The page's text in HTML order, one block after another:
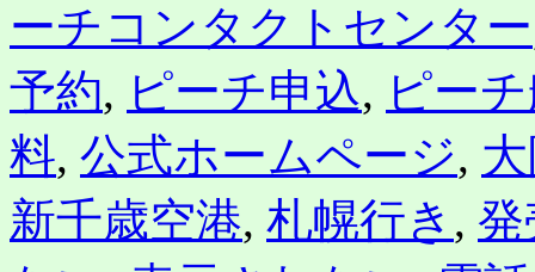
月
25
運
賃
も
発
ーチコンタクトセンター
予約, ピーチ申込, ピー
料, 公式ホームページ,
新千歳空港, 札幌行き , 発